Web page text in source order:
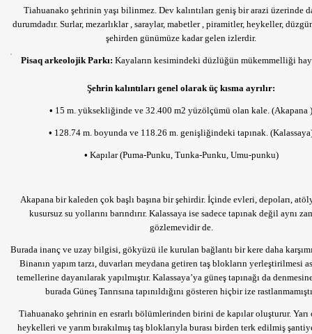
Tiahuanako şehrinin yaşı bilinmez. Dev kalıntıları geniş bir arazi üzerinde
durumdadır. Surlar, mezarlıklar , saraylar, mabetler , piramitler, heykeller,
şehirden günümüze kadar gelen izlerdir.
Pisaq arkeolojik Parkı: Kayaların kesimindeki düzlüğün mükemmelliği
Şehrin kalıntıları genel olarak üç kısma ayrılır:
• 15 m. yüksekliğinde ve 32.400 m2 yüzölçümü olan kale. (Akapana )
• 128.74 m. boyunda ve 118.26 m. genişliğindeki tapınak.
• Kapılar (Puma-Punku, Tunka-Punku, Umu-punku)
Akapana bir kaleden çok başlı başına bir şehirdir. İçinde evleri, depoları,
kusursuz su yollarını barındırır. Kalassaya ise sadece tapınak değil aynı
gözlemevidir de.
Burada inanç ve uzay bilgisi, gökyüzü ile kurulan bağlantı bir kere daha
Binanın yapım tarzı, duvarları meydana getiren taş blokların yerleştirilmesi
temellerine dayanılarak yapılmıştır. Kalassaya’ya güneş tapınağı da
burada Güneş Tanrısına tapınıldığını gösteren hiçbir ize
Tiahuanako şehrinin en esrarlı bölümlerinden birini de kapılar oluşturur. Yarı
heykelleri ve yarım bırakılmış taş bloklarıyla burası birden terk edilmiş